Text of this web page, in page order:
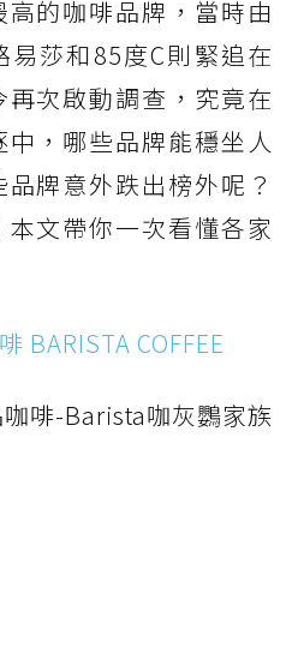
的咖啡品牌，當時由
易莎和85度C則緊追在
次啟動調查，究竟在
，哪些品牌能穩坐人
牌意外跌出榜外呢？
文帶你一次看懂各家
BARISTA COFFEE
啡-Barista咖灰鸚家族